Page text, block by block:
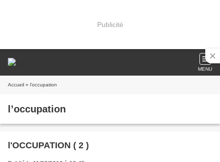
Publicité
MENU
Accueil » l’occupation
l’occupation
l'OCCUPATION ( 2 )